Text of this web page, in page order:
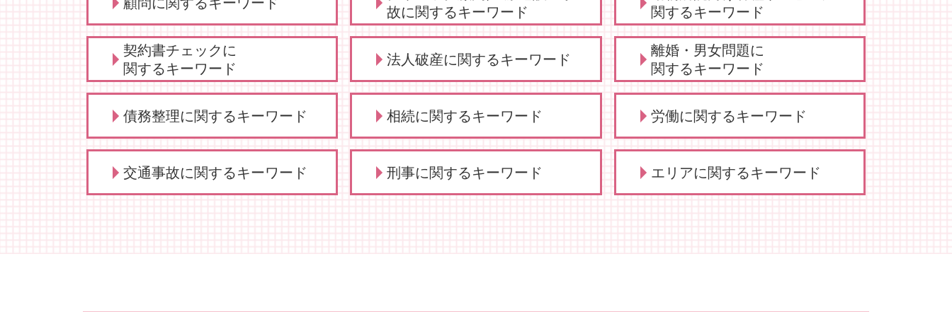
顧問 法人契約
弁護士 顧問契約 メリット
学校 いじめ 対応
売掛金 時効
給食費 滞納
法人 顧問
診療 拒否
故に関するキーワード
従業員 解雇
関するキーワード
動物病院向け 弁護士
動物病院向け各種サービス 訴訟
弁護士
動物病院側・獣医師側 法律相談
弁護士 相談 動物病院側
動物病院向け各種サービス 弁護
士
契約書チェックに
関するキーワード
秘密保持契約 nda
依頼 契約書サポート
秘密保持契約書 従業員
契約書 弁護士
法人破産に関するキーワード
弁護士 法人破産
法人破産 デメリット
法人破産とは
法人破産 代表者
離婚・男女問題に
関するキーワード
離婚 弁護士 相談
養育費 いつまで
親権 監護権
慰謝料請求 依頼 弁護士
債務整理に関するキーワード
債務整理 どこに相談
自己破産 賃貸
相続に関するキーワード
相続 代理人
相続 流れ
労働に関するキーワード
労働 賃金
不当解雇 慰謝料
交通事故に関するキーワード 刑事に関するキーワード エリアに関するキーワード